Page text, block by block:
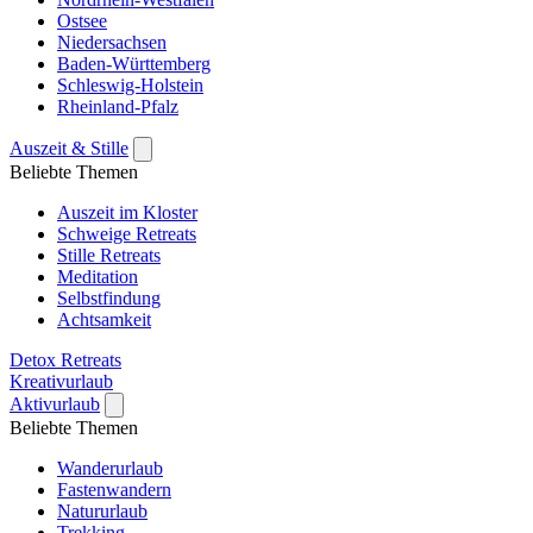
Ostsee
Niedersachsen
Baden-Württemberg
Schleswig-Holstein
Rheinland-Pfalz
Auszeit & Stille
Beliebte Themen
Auszeit im Kloster
Schweige Retreats
Stille Retreats
Meditation
Selbstfindung
Achtsamkeit
Detox Retreats
Kreativurlaub
Aktivurlaub
Beliebte Themen
Wanderurlaub
Fastenwandern
Natururlaub